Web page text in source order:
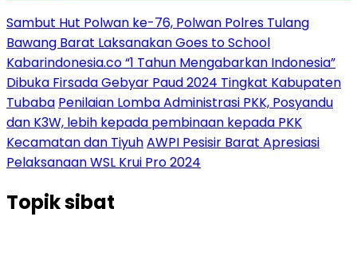
Sambut Hut Polwan ke-76, Polwan Polres Tulang
Bawang Barat Laksanakan Goes to School
Kabarindonesia.co “1 Tahun Mengabarkan Indonesia”
Dibuka Firsada Gebyar Paud 2024 Tingkat Kabupaten
Tubaba Penilaian Lomba Administrasi PKK, Posyandu
dan K3W, lebih kepada pembinaan kepada PKK
Kecamatan dan TiyuhAWPI Pesisir Barat Apresiasi
Pelaksanaan WSL Krui Pro 2024
Topiksibat